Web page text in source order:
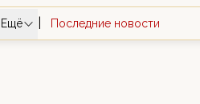
Ещё Последние новости